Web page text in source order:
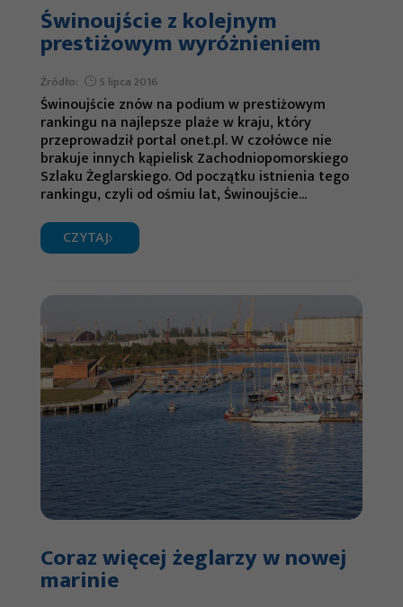
Świnoujście z kolejnym
prestiżowym wyróżnieniem
Źródło: 5 lipca 2016
Świnoujście znów na podium w prestiżowym
rankingu na najlepsze plaże w kraju, który
przeprowadził portal onet.pl. W czołówce nie
brakuje innych kąpielisk Zachodniopomorskiego
Szlaku Żeglarskiego. Od początku istnienia tego
rankingu, czyli od ośmiu lat, Świnoujście...
CZYTAJ
Coraz więcej żeglarzy w nowej
marinie